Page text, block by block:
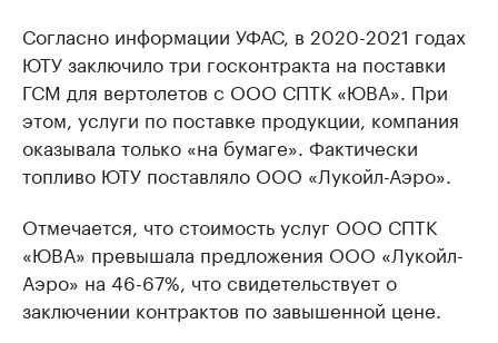
Согласно информации УФАС, в 2020-2021 годах
ЮТУ заключило три госконтракта на поставки
ГСМ для вертолетов с ООО СПТК «ЮВА». При
этом, услуги по поставке продукции, компания
оказывала только «на бумаге». Фактически
топливо ЮТУ поставляло ООО «Лукойл-Аэро».
Отмечается, что стоимость услуг ООО СПТК
«ЮВА» превышала предложения ООО «Лукойл-
Аэро» на 46-67%, что свидетельствует о
заключении контрактов по завышенной цене.